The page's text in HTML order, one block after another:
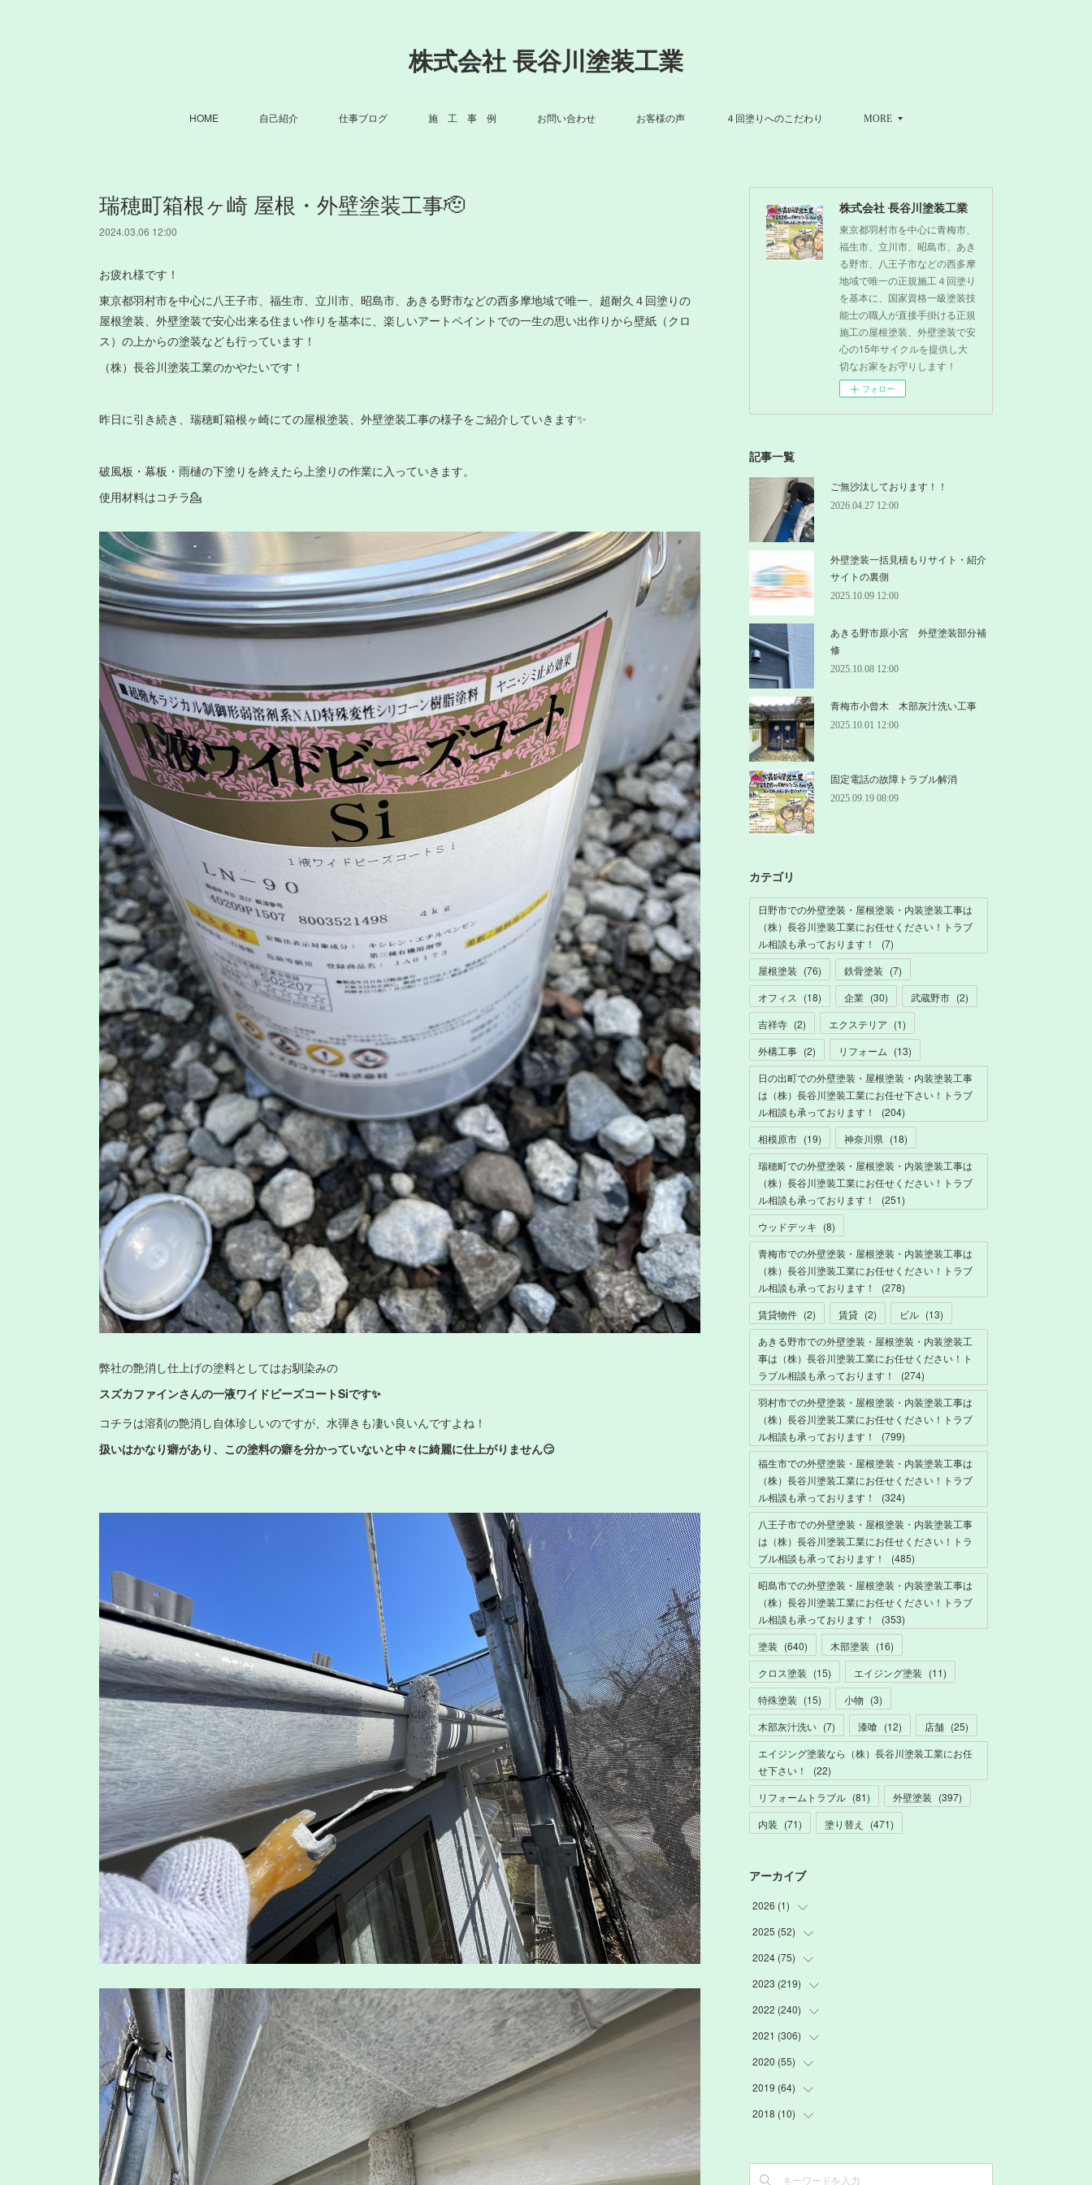
株式会社 長谷川塗装工業
HOME 自己紹介 仕事ブログ 施 工 事 例 お問い合わせ お客様の声 ４回塗りへのこだわり MORE
瑞穂町箱根ヶ崎 屋根・外壁塗装工事🫡
2024.03.06 12:00
お疲れ様です！
東京都羽村市を中心に八王子市、福生市、立川市、昭島市、あきる野市などの西多摩地域で唯一、超耐久４回塗りの
屋根塗装、外壁塗装で安心出来る住まい作りを基本に、楽しいアートペイントでの一生の思い出作りから壁紙（クロ
ス）の上からの塗装なども行っています！
（株）長谷川塗装工業のかやたいです！
昨日に引き続き、瑞穂町箱根ヶ崎にての屋根塗装、外壁塗装工事の様子をご紹介していきます✨
破風板・幕板・雨樋の下塗りを終えたら上塗りの作業に入っていきます。
使用材料はコチラ💁
弊社の艶消し仕上げの塗料としてはお馴染みの
スズカファインさんの一液ワイドビーズコートSiです✨
コチラは溶剤の艶消し自体珍しいのですが、水弾きも凄い良いんですよね！
扱いはかなり癖があり、この塗料の癖を分かっていないと中々に綺麗に仕上がりません😏
株式会社 長谷川塗装工業
東京都羽村市を中心に青梅市、
福生市、立川市、昭島市、あき
る野市、八王子市などの西多摩
地域で唯一の正規施工４回塗り
を基本に、国家資格一級塗装技
能士の職人が直接手掛ける正規
施工の屋根塗装、外壁塗装で安
心の15年サイクルを提供し大
切なお家をお守りします！
フォロー
記事一覧
ご無沙汰しております！！
2026.04.27 12:00
外壁塗装一括見積もりサイト・紹介
サイトの裏側
2025.10.09 12:00
あきる野市原小宮 外壁塗装部分補
修
2025.10.08 12:00
青梅市小曾木 木部灰汁洗い工事
2025.10.01 12:00
固定電話の故障トラブル解消
2025.09.19 08:09
カテゴリ
日野市での外壁塗装・屋根塗装・内装塗装工事は
（株）長谷川塗装工業にお任せください！トラブ
ル相談も承っております！
(7)
屋根塗装 (76) 鉄骨塗装 (7)
オフィス
(18) 企業 (30) 武蔵野市 (2)
吉祥寺 (2) エクステリア (1)
外構工事 (2) リフォーム (13)
日の出町での外壁塗装・屋根塗装・内装塗装工事
は（株）長谷川塗装工業にお任せ下さい！トラブ
ル相談も承っております！
(204)
相模原市 (19) 神奈川県 (18)
瑞穂町での外壁塗装・屋根塗装・内装塗装工事は
（株）長谷川塗装工業にお任せください！トラブ
ル相談も承っております！
(251)
ウッドデッキ (8)
青梅市での外壁塗装・屋根塗装・内装塗装工事は
（株）長谷川塗装工業にお任せください！トラブ
ル相談も承っております！
(278)
賃貸物件 (2) 賃貸 (2) ビル (13)
あきる野市での外壁塗装・屋根塗装・内装塗装工
事は（株）長谷川塗装工業にお任せください！ト
ラブル相談も承っております！
(274)
羽村市での外壁塗装・屋根塗装・内装塗装工事は
（株）長谷川塗装工業にお任せください！トラブ
ル相談も承っております！
(799)
福生市での外壁塗装・屋根塗装・内装塗装工事は
（株）長谷川塗装工業にお任せください！トラブ
ル相談も承っております！
(324)
八王子市での外壁塗装・屋根塗装・内装塗装工事
は（株）長谷川塗装工業にお任せください！トラ
ブル相談も承っております！
(485)
昭島市での外壁塗装・屋根塗装・内装塗装工事は
（株）長谷川塗装工業にお任せください！トラブ
ル相談も承っております！
(353)
塗装 (640) 木部塗装 (16)
クロス塗装 (15) エイジング塗装 (11)
特殊塗装 (15) 小物 (3)
木部灰汁洗い (7) 漆喰 (12) 店舗 (25)
エイジング塗装なら（株）長谷川塗装工業にお任
せ下さい！
(22)
リフォームトラブル (81) 外壁塗装 (397)
内装 (71) 塗り替え (471)
アーカイブ
2026 (1)
(1
2025 (52)
(3
(2)
(6)
(22
(16
)
(3
2024 (75)
(9)
(13
(12
(1
(4
(16
2023 (219)
(20
(18
(15
)
(13
)
(19
)
(20)
2022 (240)
(21
(20
)
(20
)
(20
)
(20)
2021 (306)
(24
)
(26
)
(23
)
(24)
2020 (55)
(3
(2
(3)
2019 (64)
(3
(15)
2018 (10)
(6)